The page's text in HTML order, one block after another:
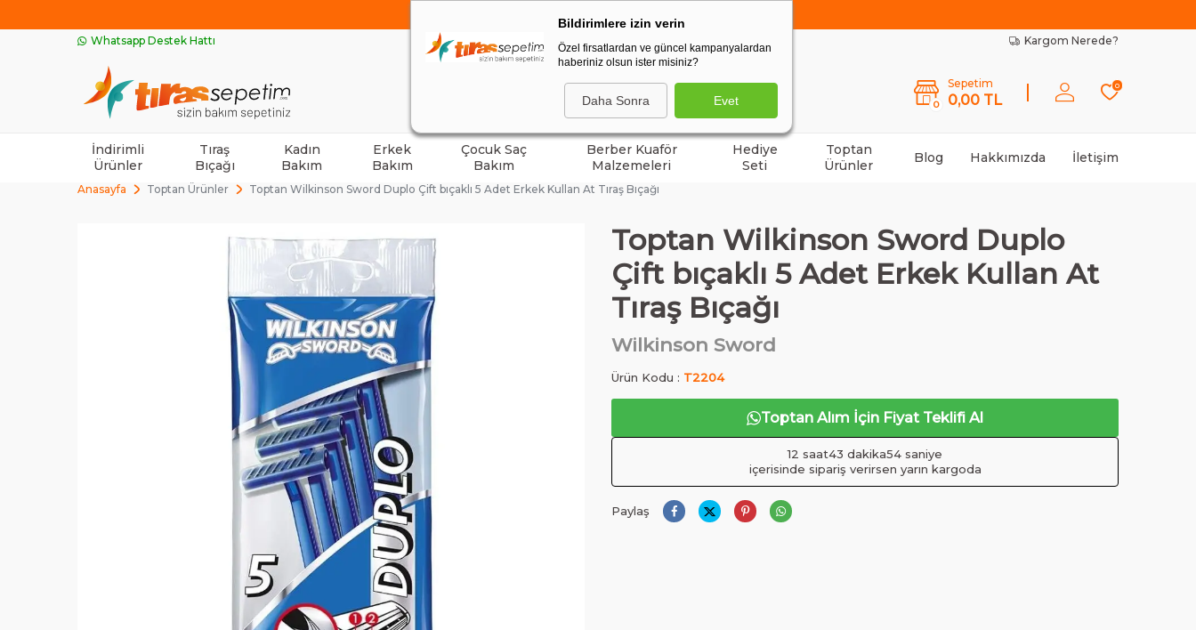
Whatsapp Destek Hattı Kargom Nerede?
0
Sepetim
0,00 TL
0
İndirimli
Ürünler
Tıraş
Bıçağı
Kadın
Bakım
Erkek
Bakım
Çocuk Saç
Bakım
Berber Kuaför
Malzemeleri
Hediye
Seti
Toptan
Ürünler
Blog Hakkımızda İletişim
Anasayfa Toptan Ürünler Toptan Wilkinson Sword Duplo Çift bıçaklı 5 Adet Erkek Kullan At Tıraş Bıçağı
Toptan Wilkinson Sword Duplo
Çift bıçaklı 5 Adet Erkek Kullan At
Tıraş Bıçağı
Wilkinson Sword
Ürün Kodu : T2204
Toptan Alım İçin Fiyat Teklifi Al
12 saat43 dakika53 saniye
içerisinde sipariş verirsen yarın kargoda
Paylaş
Bildirimlere izin verin
Özel firsatlardan ve güncel kampanyalardan
haberiniz olsun ister misiniz?
Daha Sonra Evet